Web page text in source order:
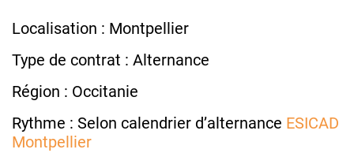
Localisation : Montpellier
Type de contrat : Alternance
Région : Occitanie
Rythme : Selon calendrier d’alternance ESICAD
Montpellier